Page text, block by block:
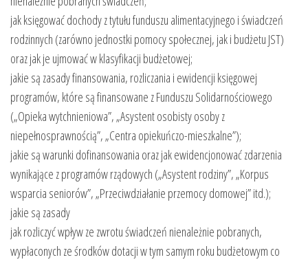
jak księgować dochody z tytułu funduszu alimentacyjnego i świadczeń
rodzinnych (zarówno jednostki pomocy społecznej, jak i budżetu JST)
oraz jak je ujmować w klasyfikacji budżetowej;
jakie są zasady finansowania, rozliczania i ewidencji księgowej
programów, które są finansowane z Funduszu Solidarnościowego
(„Opieka wytchnieniowa”, „Asystent osobisty osoby z
niepełnosprawnością”, „Centra opiekuńczo-mieszkalne”);
jakie są warunki dofinansowania oraz jak ewidencjonować zdarzenia
wynikające z programów rządowych („Asystent rodziny”, „Korpus
wsparcia seniorów”, „Przeciwdziałanie przemocy domowej” itd.);
jakie są zasady
jak rozliczyć wpływ ze zwrotu świadczeń nienależnie pobranych,
wypłaconych ze środków dotacji w tym samym roku budżetowym co